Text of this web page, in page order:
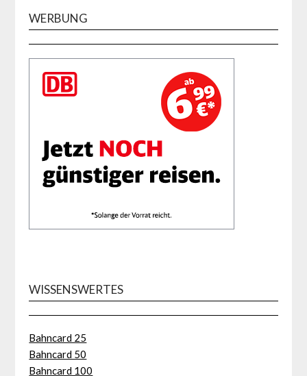
WERBUNG
WISSENSWERTES
Bahncard 25
Bahncard 50
Bahncard 100